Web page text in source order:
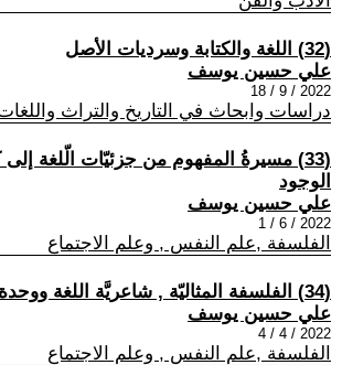
(32) اللغة والكتابة وسرديات الأصل
علي حسين يوسف
2022 / 9 / 18
دراسات وابحاث في التاريخ والتراث
(33) مسيرةُ المفهوم من جزئيّات الّلغة إلى
الوجود
علي حسين يوسف
2022 / 6 / 1
الفلسفة ,علم النفس , وعلم الاجتماع
(34) الفلسفة المثاليّة , شاعريَّة اللغة ووحدة الوجود
علي حسين يوسف
2022 / 4 / 4
الفلسفة ,علم النفس , وعلم الاجتماع